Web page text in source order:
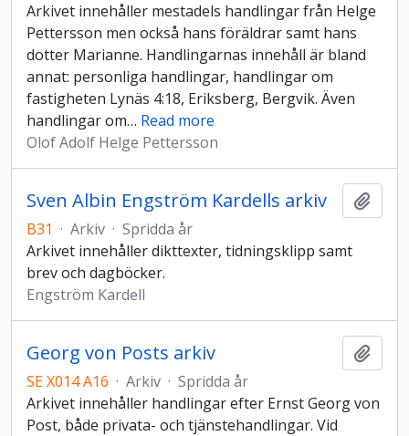
Arkivet innehåller mestadels handlingar från Helge
Pettersson men också hans föräldrar samt hans
dotter Marianne. Handlingarnas innehåll är bland
annat: personliga handlingar, handlingar om
fastigheten Lynäs 4:18, Eriksberg, Bergvik. Även
handlingar om… Read more
Olof Adolf Helge Pettersson
Sven Albin Engström Kardells arkiv
B31 · Arkiv · Spridda år
Arkivet innehåller dikttexter, tidningsklipp samt
brev och dagböcker.
Engström Kardell
Georg von Posts arkiv
SE X014 A16 · Arkiv · Spridda år
Arkivet innehåller handlingar efter Ernst Georg von
Post, både privata- och tjänstehandlingar. Vid